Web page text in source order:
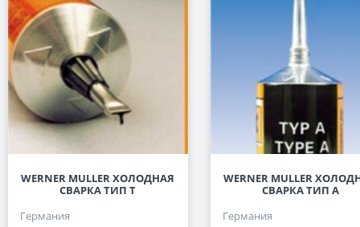
WERNER MULLER ХОЛОДНАЯ
СВАРКА ТИП Т
Германия
WERNER MULLER
СВАРКА ТИП А
Германия